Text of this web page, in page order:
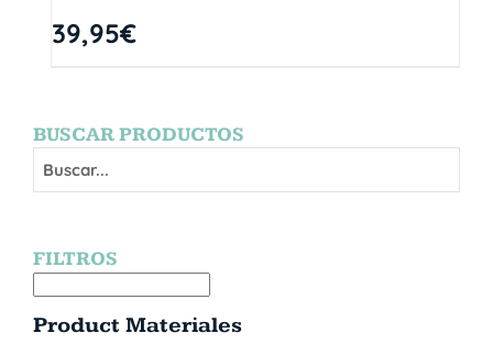
39,95€
BUSCAR PRODUCTOS
FILTROS
Product Materiales